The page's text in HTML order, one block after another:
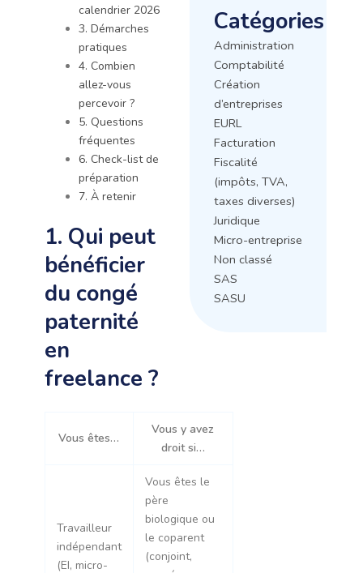
calendrier 2026
3. Démarches
pratiques
4. Combien
allez-vous
percevoir ?
5. Questions
fréquentes
6. Check-list de
préparation
7. À retenir
1. Qui peut
bénéficier
du congé
paternité
en
freelance ?
Vous êtes…
Vous y avez
droit si…
Travailleur
indépendant
(EI, micro-
Vous êtes le
père
biologique ou
le coparent
(conjoint,
Catégories
Administration
Comptabilité
Création
d’entreprises
EURL
Facturation
Fiscalité
(impôts, TVA,
taxes diverses)
Juridique
Micro-entreprise
Non classé
SAS
SASU